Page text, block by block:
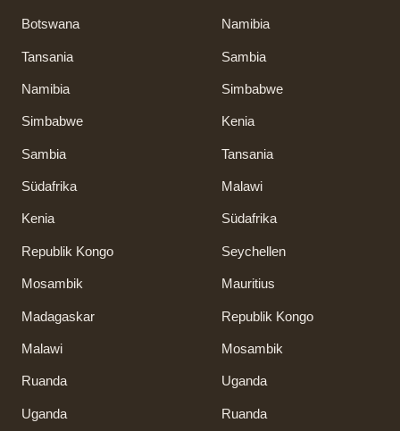
Botswana
Tansania
Namibia
Simbabwe
Sambia
Südafrika
Kenia
Republik Kongo
Mosambik
Madagaskar
Malawi
Ruanda
Uganda
Namibia
Sambia
Simbabwe
Kenia
Tansania
Malawi
Südafrika
Seychellen
Mauritius
Republik Kongo
Mosambik
Uganda
Ruanda